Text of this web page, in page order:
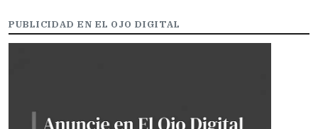
PUBLICIDAD EN EL OJO DIGITAL